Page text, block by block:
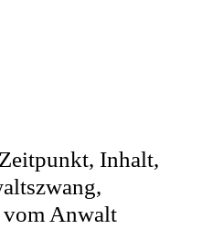
Inhalt,
vom Anwalt